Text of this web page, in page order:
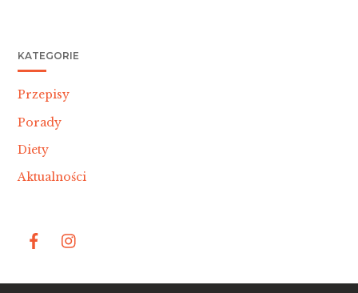
KATEGORIE
Przepisy
Porady
Diety
Aktualności